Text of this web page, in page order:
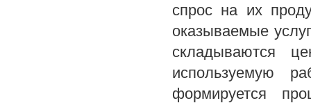
спрос на их
оказываемые
складываются
используемую
формируется